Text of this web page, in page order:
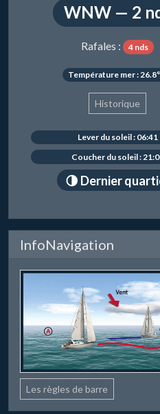
WNW — 2
Rafales : 4 nds
Température mer :
Historique
Lever du soleil : 06:41
Coucher du soleil :
🌗 Dernier
InfoNavigation
Les règles de barre